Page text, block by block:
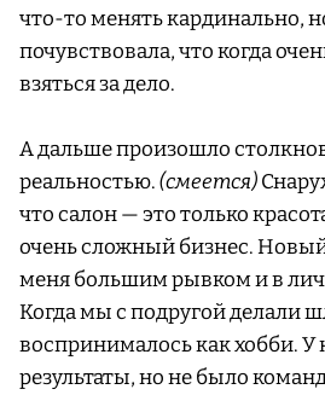
что-то менять кардинально,
почувствовала, что когда
взяться за дело.
А дальше произошло
реальностью.(смеется)
что салон — это только
очень сложный бизнес.
меня большим рывком и в
Когда мы с подругой делали
воспринималось как хобби.
результаты, но не было